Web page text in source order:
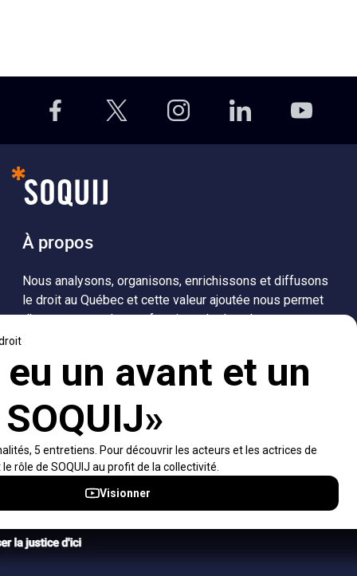
À propos
Nous analysons, organisons, enrichissons et diffusons
le droit au Québec et cette valeur ajoutée nous permet
d’accompagner les professionnels dans leurs
population dans sa compréhension du droit.
Accès rapides
À propos
Nétiquette
Notifications et fils RSS